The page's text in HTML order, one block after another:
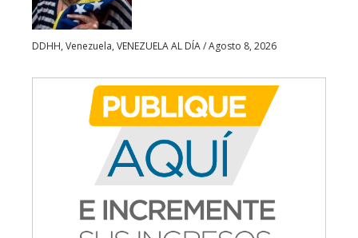
DDHH, Venezuela, VENEZUELA AL DÍA/Agosto 8, 2026